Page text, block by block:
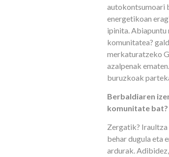
autokontsumoari
energetikoan
ipinita.
komunitatea?
merkaturatzeko
azalpenak
buruzkoak
Berbaldiaren
komunitate bat?
Zergatik? Iraultza
behar dugula eta
ardurak.